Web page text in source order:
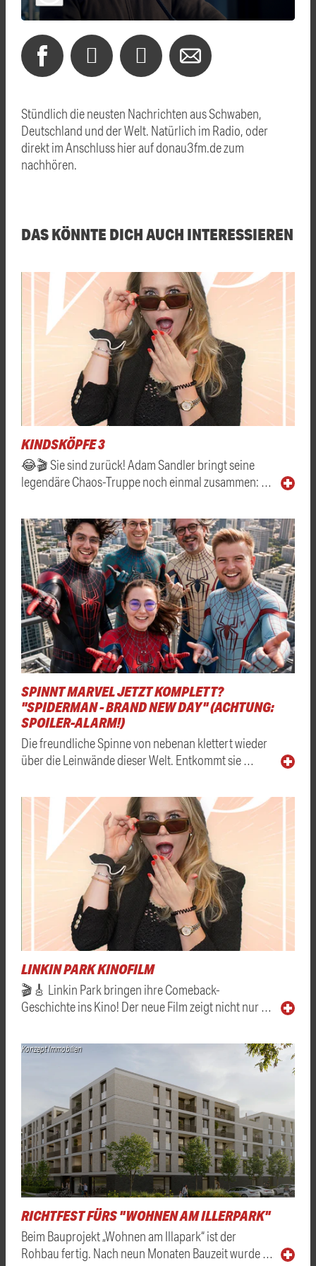
Stündlich die neusten Nachrichten aus Schwaben,
Deutschland und der Welt. Natürlich im Radio, oder
direkt im Anschluss hier auf donau3fm.de zum
nachhören.
DAS KÖNNTE DICH AUCH INTERESSIEREN
KINDSKÖPFE 3
😂🎬 Sie sind zurück! Adam Sandler bringt seine
legendäre Chaos-Truppe noch einmal zusammen: …
SPINNT MARVEL JETZT KOMPLETT?
"SPIDERMAN - BRAND NEW DAY" (ACHTUNG:
SPOILER-ALARM!)
Die freundliche Spinne von nebenan klettert wieder
über die Leinwände dieser Welt. Entkommt sie …
LINKIN PARK KINOFILM
🎬🎸 Linkin Park bringen ihre Comeback-
Geschichte ins Kino! Der neue Film zeigt nicht nur …
Konzept Immobilien
RICHTFEST FÜRS "WOHNEN AM ILLERPARK"
Beim Bauprojekt „Wohnen am Illapark“ ist der
Rohbau fertig. Nach neun Monaten Bauzeit wurde …